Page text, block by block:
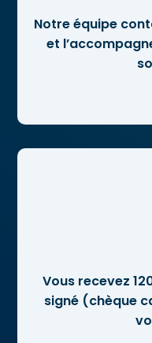
Notre équipe
et
Vous recevez
signé (chèque